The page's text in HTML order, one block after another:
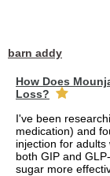
barn addy
How Does
Loss?
I've been
medication) and
injection for
both GIP and
sugar more